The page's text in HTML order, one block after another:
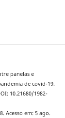
panelas e
de covid-19.
10.21680/1982-
em: 5 ago.